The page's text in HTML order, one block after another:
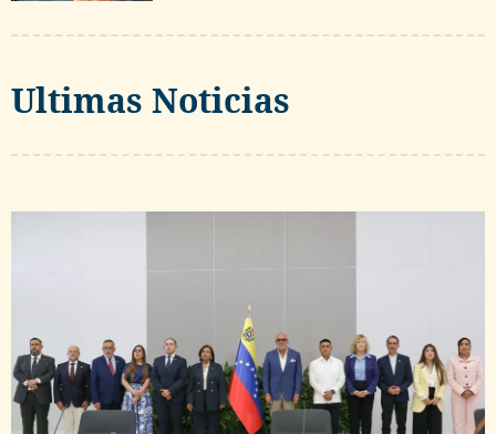
Ultimas Noticias